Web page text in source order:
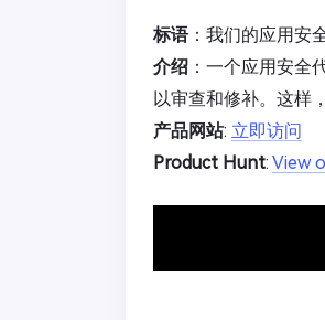
标语：我们的应用安
介绍 ：一个应用安全
以审查和修补。这样
产品网站: 立即访问
Product Hunt: View